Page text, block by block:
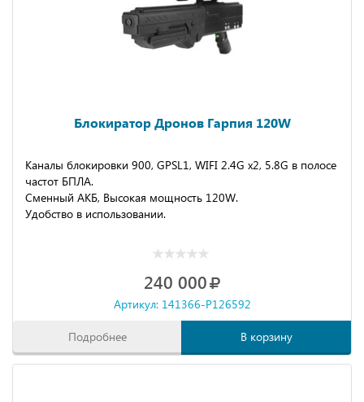
Блокиратор Дронов Гарпия 120W
Каналы блокировки 900, GPSL1, WIFI 2.4G х2, 5.8G в полосе
частот БПЛА.
Сменный АКБ, Высокая мощность 120W.
Удобство в использовании.
240 000
Артикул: 141366-P126592
Подробнее В корзину